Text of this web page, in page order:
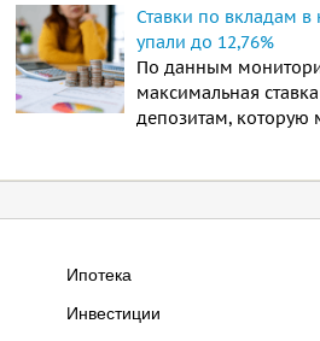
Ставки по вкладам
упали до 12,76%
По данным
максимальная
депозитам, которую
Ипотека
Инвестиции